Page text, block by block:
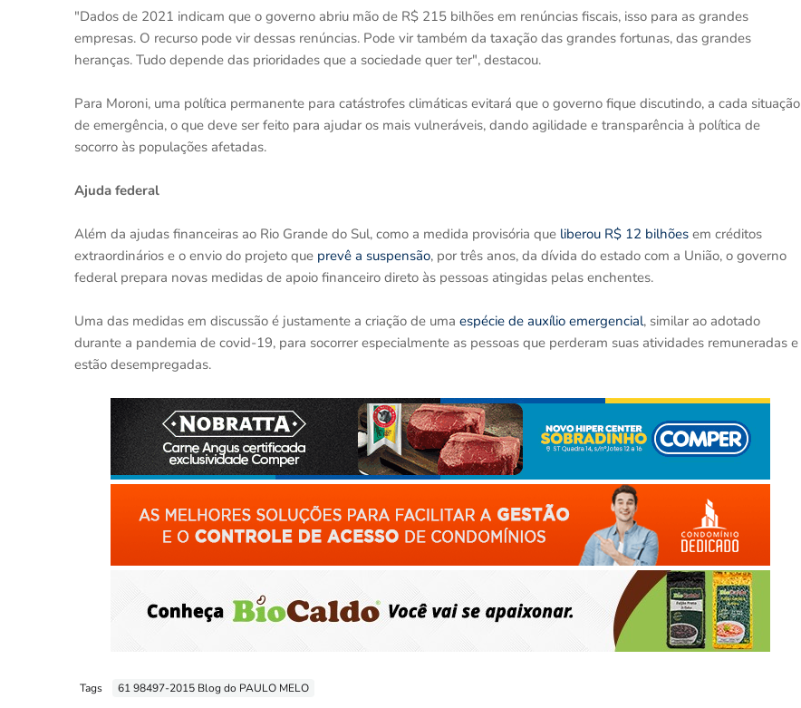
"Dados de 2021 indicam que o governo abriu mão de R$ 215 bilhões em renúncias fiscais, isso para as grandes
empresas. O recurso pode vir dessas renúncias. Pode vir também da taxação das grandes fortunas, das grandes
heranças. Tudo depende das prioridades que a sociedade quer ter", destacou.
Para Moroni, uma política permanente para catástrofes climáticas evitará que o governo fique discutindo, a cada situação
de emergência, o que deve ser feito para ajudar os mais vulneráveis, dando agilidade e transparência à política de
socorro às populações afetadas.
Ajuda federal
Além da ajudas financeiras ao Rio Grande do Sul, como a medida provisória que liberou R$ 12 bilhões em créditos
extraordinários e o envio do projeto que prevê a suspensão, por três anos, da dívida do estado com a União, o governo
federal prepara novas medidas de apoio financeiro direto às pessoas atingidas pelas enchentes.
Uma das medidas em discussão é justamente a criação de uma espécie de auxílio emergencial, similar ao adotado
durante a pandemia de covid-19, para socorrer especialmente as pessoas que perderam suas atividades remuneradas e
estão desempregadas.
Tags 61 98497-2015 Blog do PAULO MELO